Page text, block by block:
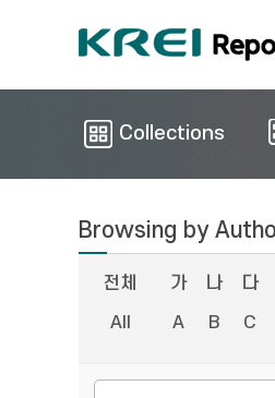
Collections
Browsing by
전체 가 나 다
All
A B C